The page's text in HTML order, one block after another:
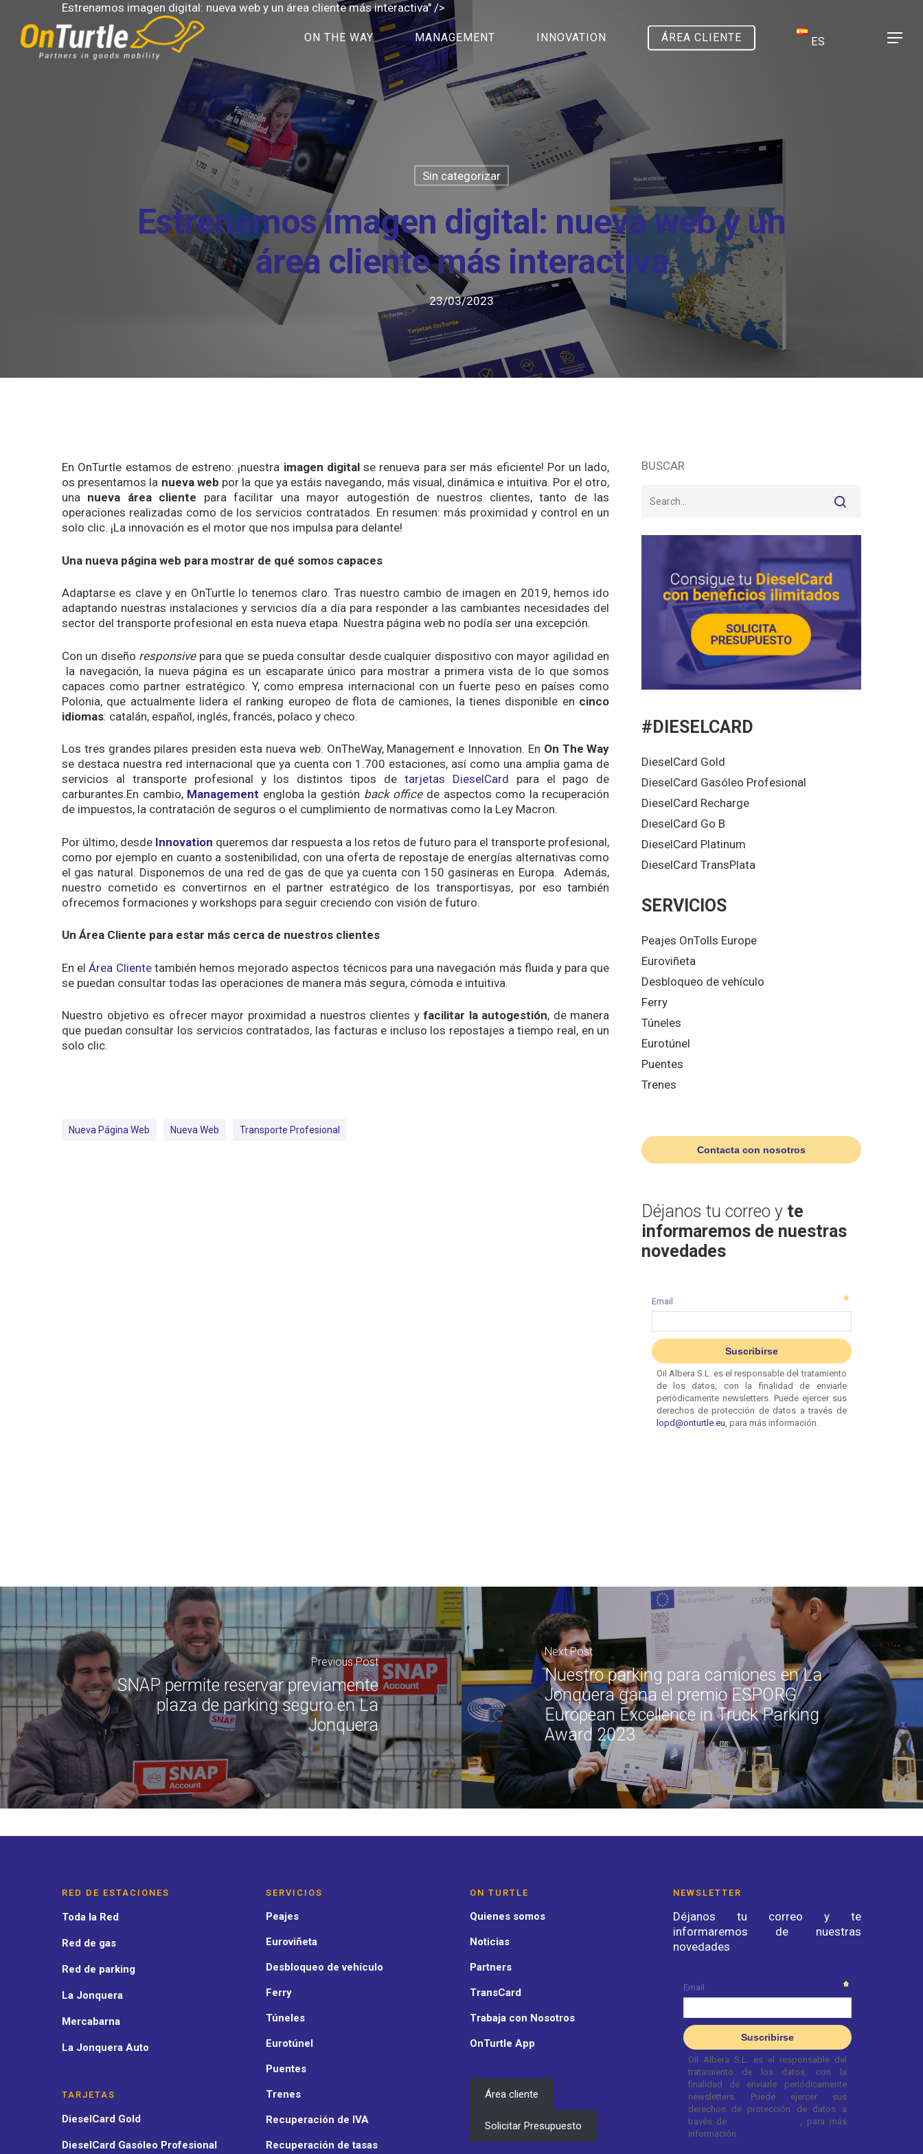
main
content
ON THE WAY MANAGEMENT INNOVATION ÁREA CLIENTE ES Menu
Estrenamos imagen digital: nueva web y un área cliente más interactiva" />
Sin categorizar
Estrenamos imagen digital: nueva web y un
área cliente más interactiva
23/03/2023
En OnTurtle estamos de estreno: ¡nuestra imagen digitalse renueva para ser más eficiente! Por un lado,
os presentamos la nueva web por la que ya estáis navegando, más visual, dinámica e intuitiva. Por el otro,
una nueva área cliente para facilitar una mayor autogestión de nuestros clientes, tanto de las
operaciones realizadas como de los servicios contratados. En resumen: más proximidad y control en un
solo clic. ¡La innovación es el motor que nos impulsa para delante!
Una nueva página web para mostrar de qué somos capaces
Adaptarse es clave y en OnTurtle lo tenemos claro. Tras nuestro cambio de imagen en 2019, hemos ido
adaptando nuestras instalaciones y servicios día a día para responder a las cambiantes necesidades del
sector del transporte profesional en esta nueva etapa. Nuestra página web no podía ser una excepción.
Con un diseño responsivepara que se pueda consultar desde cualquier dispositivo con mayor agilidad en
la navegación, la nueva página es un escaparate único para mostrar a primera vista de lo que somos
capaces como partner estratégico. Y, como empresa internacional con un fuerte peso en países como
Polonia, que actualmente lidera el ranking europeo de flota de camiones, la tienes disponible en cinco
idiomas: catalán, español, inglés, francés, polaco y checo.
Los tres grandes pilares presiden esta nueva web: OnTheWay, Management e Innovation. En On The Way
se destaca nuestra red internacional que ya cuenta con 1.700 estaciones, así como una amplia gama de
servicios al transporte profesional y los distintos tipos de tarjetas DieselCard para el pago de
carburantes.En cambio, Management engloba la gestión back officede aspectos como la recuperación
de impuestos, la contratación de seguros o el cumplimiento de normativas como la Ley Macron.
Por último, desde Innovation queremos dar respuesta a los retos de futuro para el transporte profesional,
como por ejemplo en cuanto a sostenibilidad, con una oferta de repostaje de energías alternativas como
el gas natural. Disponemos de una red de gas de que ya cuenta con 150 gasineras en Europa. Además,
nuestro cometido es convertirnos en el partner estratégico de los transportisyas, por eso también
ofrecemos formaciones y workshops para seguir creciendo con visión de futuro.
Un Área Cliente para estar más cerca de nuestros clientes
En elÁrea Clientetambién hemos mejorado aspectos técnicos para una navegación más fluida y para que
se puedan consultar todas las operaciones de manera más segura, cómoda e intuitiva.
Nuestro objetivo es ofrecer mayor proximidad a nuestros clientes yfacilitar la autogestión, de manera
que puedan consultar los servicios contratados, las facturas e incluso los repostajes a tiempo real, en un
solo clic.
Nueva Página Web Nueva Web Transporte Profesional
BUSCAR
#DIESELCARD
DieselCard Gold
DieselCard Gasóleo Profesional
DieselCard Recharge
DieselCard Go B
DieselCard Platinum
DieselCard TransPlata
SERVICIOS
Peajes OnTolls Europe
Euroviñeta
Desbloqueo de vehículo
Ferry
Túneles
Eurotúnel
Puentes
Trenes
Contacta con nosotros
Déjanos tu correo y te
informaremos de nuestras
novedades
Previous Post
SNAP permite reservar previamente
plaza de parking seguro en La
Jonquera
Next Post
Nuestro parking para camiones en La
Jonquera gana el premio ESPORG
European Excellence in Truck Parking
Award 2023
RED DE ESTACIONES
Toda la Red
Red de gas
Red de parking
La Jonquera
Mercabarna
La Jonquera Auto
TARJETAS
DieselCard Gold
DieselCard Gasóleo Profesional
SERVICIOS
Peajes
Euroviñeta
Desbloqueo de vehículo
Ferry
Túneles
Eurotúnel
Puentes
Trenes
Recuperación de IVA
Recuperación de tasas
ON TURTLE
Quienes somos
Noticias
Partners
TransCard
Trabaja con Nosotros
OnTurtle App
Área cliente
Solicitar Presupuesto
NEWSLETTER
Déjanos tu correo y te
informaremos de nuestras
novedades